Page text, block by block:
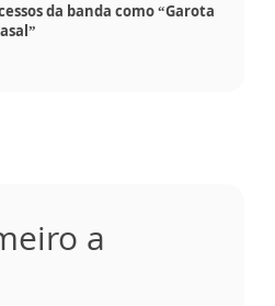
da banda como “Garota
a